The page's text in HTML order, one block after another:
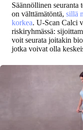
Säännöllinen seuranta
on välttämätöntä, sillä
korkea. U-Scan Calci
riskiryhmässä:
voit seurata joitakin
jotka voivat olla